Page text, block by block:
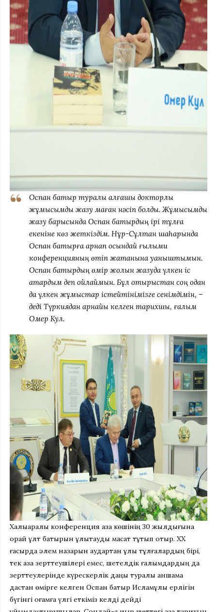
Оспан батыр туралы алғашқы докторлық
жұмысымды жазу маған нәсіп болды. Жұмысымды
жазу барысында Оспан батырдың ірі тұлға
екеніне көз жеткіздім. Нұр-Сұлтан шаһарында
Оспан батырға арнап осындай ғылыми
конференцияның өтіп жатқанына қуаныштымын.
Оспан батырдың өмір жолын жазуда үлкен іс
атқардым деп ойлаймын. Бұл отырыстан соң одан
да үлкен жұмыстар істейтінімізге сенімдімін, –
деді Түркиядан арнайы келген тарихшы, ғалым
Омер Кул.
Халықаралық конференция қазақ көшінің 30 жылдығына
орай ұлт батырын ұлықтауды мақсат тұтып отыр. ХХ
ғасырда әлем назарын аудартқан ұлы тұлғалардың бірі,
тек қазақ зерттеушілері емес, шетелдік ғалымдардың да
зерттеулерінде күрескерлік даңқы туралы қаншама
дастан өмірге келген Оспан батыр Исламұлы ерлігін
бүгінгі қоғамға үлгі еткіміз келді дейді